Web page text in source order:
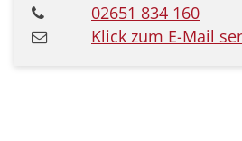
02651 834 160
Klick zum E-Mail